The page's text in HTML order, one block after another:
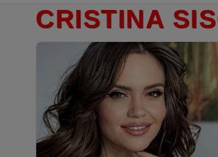
CRISTINA